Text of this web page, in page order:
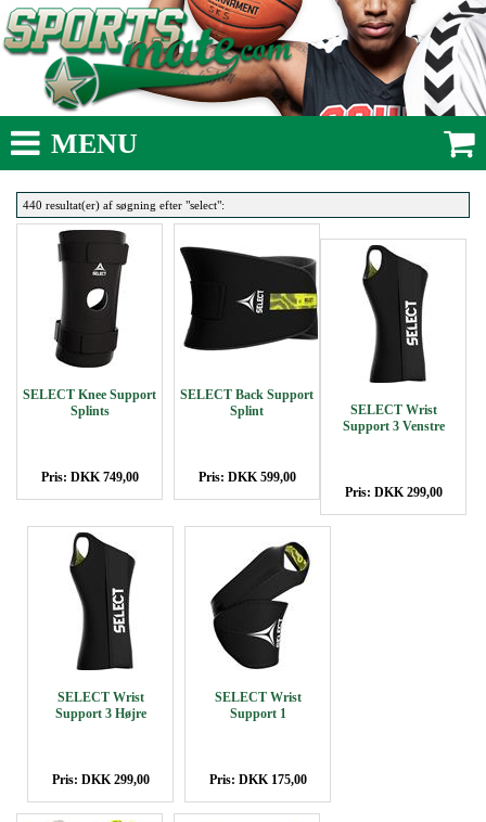
MENU
440 resultat(er) af søgning efter "select":
SELECT Knee Support
Splints
Pris: DKK 749,00
SELECT Back Support
Splint
Pris: DKK 599,00
SELECT Wrist
Support 3 Venstre
Pris: DKK 299,00
SELECT Wrist
Support 3 Højre
Pris: DKK 299,00
SELECT Wrist
Support 1
Pris: DKK 175,00